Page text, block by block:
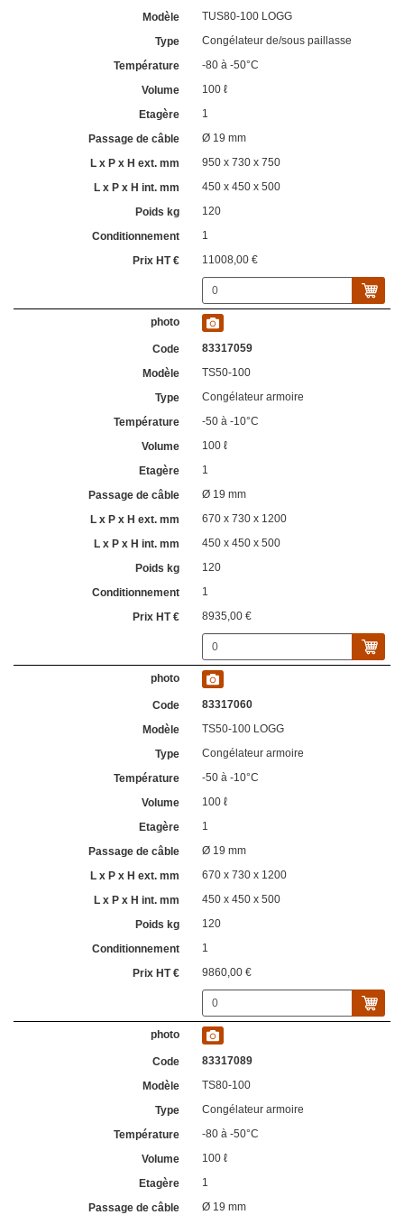
TUS80-100 LOGG
Congélateur de/sous paillasse
-80 à -50°C
100 ℓ
1
Ø 19 mm
950 x 730 x 750
450 x 450 x 500
120
1
11008,00 €
83317059
TS50-100
Congélateur armoire
-50 à -10°C
100 ℓ
1
Ø 19 mm
670 x 730 x 1200
450 x 450 x 500
120
1
8935,00 €
83317060
TS50-100 LOGG
Congélateur armoire
-50 à -10°C
100 ℓ
1
Ø 19 mm
670 x 730 x 1200
450 x 450 x 500
120
1
9860,00 €
83317089
TS80-100
Congélateur armoire
-80 à -50°C
100 ℓ
1
Ø 19 mm